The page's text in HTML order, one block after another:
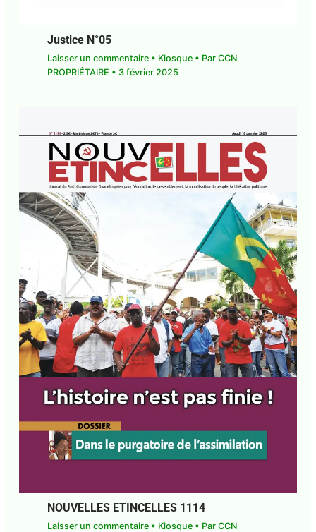
NOUVELLES ETINCELLES 1114
Laisser un commentaire
PROPRIÉTAIRE